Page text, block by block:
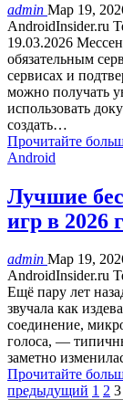
admin Мар 19,
AndroidInsider.ru
19.03.2026
обязательным
сервисах и
можно получать
использовать
создать…
Прочитайте
Android
Лучшие
игр в 2026
admin Мар 19,
AndroidInsider.ru
Ещё пару лет
звучала как
соединение,
голоса, —
заметно
Прочитайте
предыдущий 1 2 3